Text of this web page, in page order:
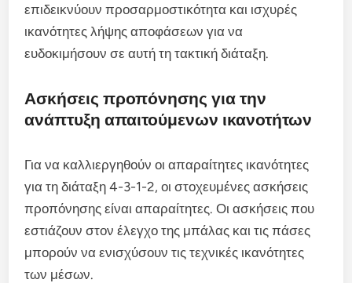
επιδεικνύουν προσαρμοστικότητα και ισχυρές
ικανότητες λήψης αποφάσεων για να
ευδοκιμήσουν σε αυτή τη τακτική διάταξη.
Ασκήσεις προπόνησης για την
ανάπτυξη απαιτούμενων ικανοτήτων
Για να καλλιεργηθούν οι απαραίτητες ικανότητες
για τη διάταξη 4-3-1-2, οι στοχευμένες ασκήσεις
προπόνησης είναι απαραίτητες. Οι ασκήσεις που
εστιάζουν στον έλεγχο της μπάλας και τις πάσες
μπορούν να ενισχύσουν τις τεχνικές ικανότητες
των μέσων.